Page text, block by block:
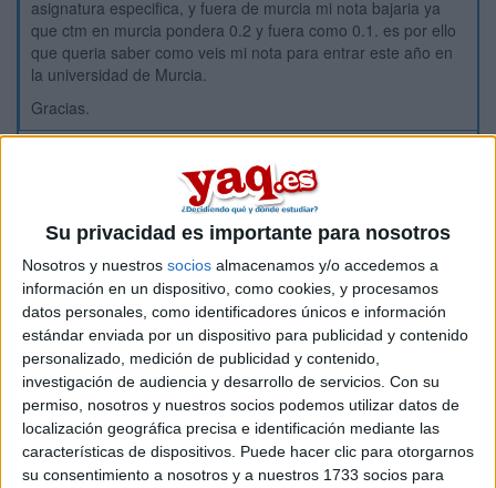
Su privacidad es importante para nosotros
Nosotros y nuestros socios almacenamos y/o accedemos a
información en un dispositivo, como cookies, y procesamos
datos personales, como identificadores únicos e información
estándar enviada por un dispositivo para publicidad y contenido
personalizado, medición de publicidad y contenido,
investigación de audiencia y desarrollo de servicios. Con su
permiso, nosotros y nuestros socios podemos utilizar datos de
localización geográfica precisa e identificación mediante las
características de dispositivos. Puede hacer clic para otorgarnos
su consentimiento a nosotros y a nuestros 1733 socios para
asignatura especifica, y fuera de murcia mi nota bajaria ya
que ctm en murcia pondera 0.2 y fuera como 0.1. es por ello
que queria saber como veis mi nota para entrar este año en
la universidad de Murcia.
Gracias.
La universidad - un mundo Medicina